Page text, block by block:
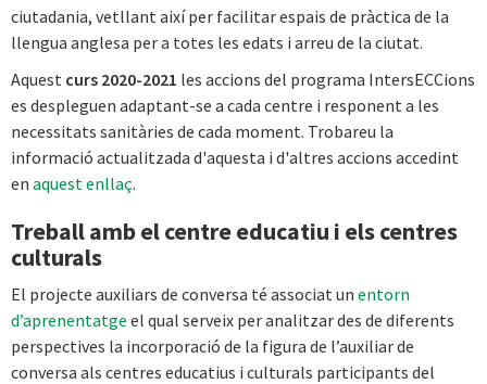
ciutadania, vetllant així per facilitar espais de pràctica de la
llengua anglesa per a totes les edats i arreu de la ciutat.
Aquest curs 2020-2021 les accions del programa IntersECCions
es despleguen adaptant-se a cada centre i responent a les
necessitats sanitàries de cada moment. Trobareu la
informació actualitzada d'aquesta i d'altres accions accedint
en aquest enllaç.
Treball amb el centre educatiu i els centres
culturals
El projecte auxiliars de conversa té associat un entorn
d’aprenentatge el qual serveix per analitzar des de diferents
perspectives la incorporació de la figura de l’auxiliar de
conversa als centres educatius i culturals participants del